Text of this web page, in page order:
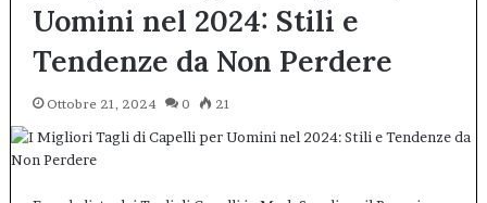
Uomini nel 2024: Stili e
Tendenze da Non Perdere
Ottobre 21, 2024 0 21